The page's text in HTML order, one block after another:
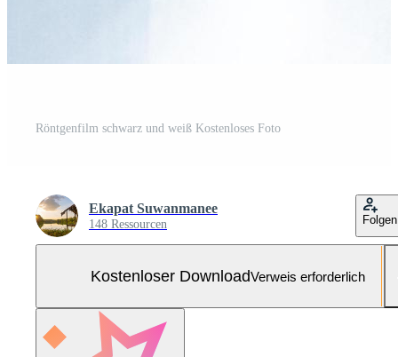
Röntgenfilm schwarz und weiß Kostenloses Foto
Ekapat Suwanmanee
148 Ressourcen Folgen
Kostenloser DownloadVerweis erforderlich